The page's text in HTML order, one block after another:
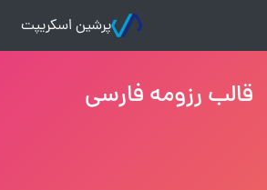
پرشین اسکریپت
قالب رزومه فارسی